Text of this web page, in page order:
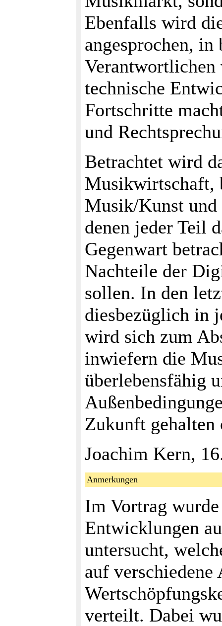
Ebenfalls wird
angesprochen, in
Verantwortlichen
technische
Fortschritte
und
Betrachtet wird
Musikwirtschaft,
Musik/Kunst und
denen jeder Teil
Gegenwart
Nachteile der
sollen. In den
diesbezüglich in
wird sich zum
inwiefern die
überlebensfähig
Zukunft gehalten
Joachim Kern,
Anmerkungen
Im Vortrag
Entwicklungen
untersucht,
auf verschiedene
verteilt. Dabei